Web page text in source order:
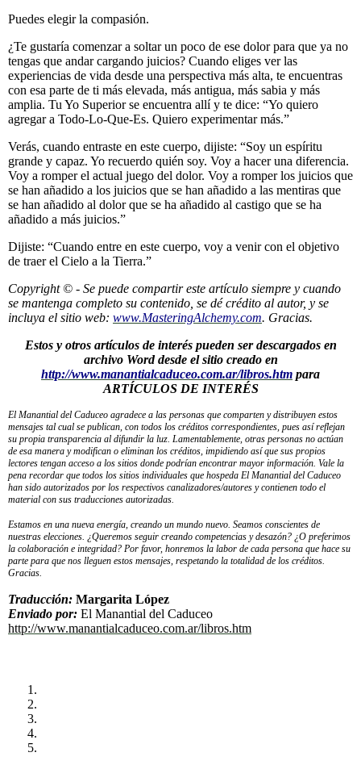
Puedes elegir la compasión.
¿Te gustaría comenzar a soltar un poco de ese dolor para que ya no
tengas que andar cargando juicios? Cuando eliges ver las
experiencias de vida desde una perspectiva más alta, te encuentras
con esa parte de ti más elevada, más antigua, más sabia y más
amplia. Tu Yo Superior se encuentra allí y te dice: “Yo quiero
agregar a Todo-Lo-Que-Es. Quiero experimentar más.”
Verás, cuando entraste en este cuerpo, dijiste: “Soy un espíritu
grande y capaz. Yo recuerdo quién soy. Voy a hacer una diferencia.
Voy a romper el actual juego del dolor. Voy a romper los juicios que
se han añadido a los juicios que se han añadido a las mentiras que
se han añadido al dolor que se ha añadido al castigo que se ha
añadido a más juicios.”
Dijiste: “Cuando entre en este cuerpo, voy a venir con el objetivo
de traer el Cielo a la Tierra.”
Copyright © - Se puede compartir este artículo siempre y cuando
se mantenga completo su contenido, se dé crédito al autor, y se
incluya el sitio web: www.MasteringAlchemy.com. Gracias.
Estos y otros artículos de interés pueden ser descargados en
archivo Word desde el sitio creado en
http://www.manantialcaduceo.com.ar/libros.htm para
ARTÍCULOS DE INTERÉS
El Manantial del Caduceo agradece a las personas que comparten y distribuyen estos
mensajes tal cual se publican, con todos los créditos correspondientes, pues así reflejan
su propia transparencia al difundir la luz. Lamentablemente, otras personas no actúan
de esa manera y modifican o eliminan los créditos, impidiendo así que sus propios
lectores tengan acceso a los sitios donde podrían encontrar mayor información. Vale la
pena recordar que todos los sitios individuales que hospeda El Manantial del Caduceo
han sido autorizados por los respectivos canalizadores/autores y contienen todo el
material con sus traducciones autorizadas.
Estamos en una nueva energía, creando un mundo nuevo. Seamos conscientes de
nuestras elecciones. ¿Queremos seguir creando competencias y desazón? ¿O preferimos
la colaboración e integridad? Por favor, honremos la labor de cada persona que hace su
parte para que nos lleguen estos mensajes, respetando la totalidad de los créditos.
Gracias.
Traducción: Margarita López
Enviado por: El Manantial del Caduceo
http://www.manantialcaduceo.com.ar/libros.htm